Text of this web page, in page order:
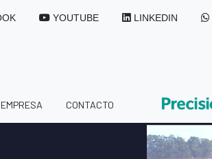
YOUTUBE LINKEDIN
EMPRESA CONTACTO